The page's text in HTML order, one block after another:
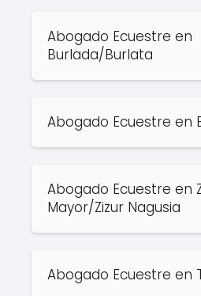
Abogado Ecuestre en
Burlada/Burlata
Abogado Ecuestre en
Abogado Ecuestre en
Mayor/Zizur Nagusia
Abogado Ecuestre en